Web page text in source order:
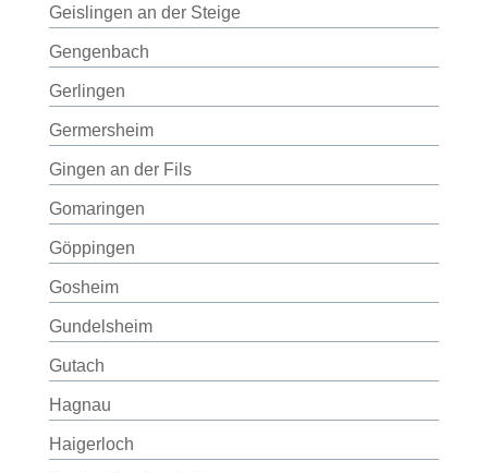
Geislingen an der Steige
Gengenbach
Gerlingen
Germersheim
Gingen an der Fils
Gomaringen
Göppingen
Gosheim
Gundelsheim
Gutach
Hagnau
Haigerloch